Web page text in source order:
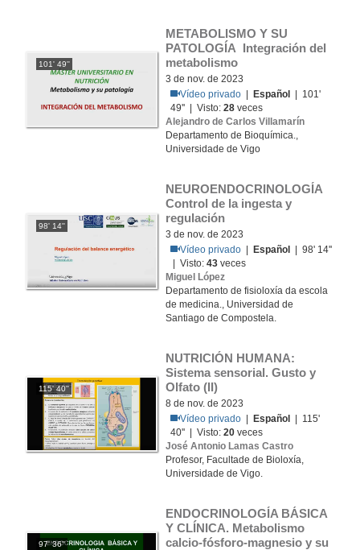
101' 49''
METABOLISMO Y SU
PATOLOGÍA Integración del
metabolismo
3 de nov. de 2023
Vídeo privado
Español
| 101'
49'' | Visto:28 veces
Alejandro de Carlos Villamarín
Departamento de Bioquímica.,
Universidade de Vigo
98' 14''
NEUROENDOCRINOLOGÍA
Control de la ingesta y
regulación
3 de nov. de 2023
Vídeo privado
Español
| 98' 14''
| Visto:43 veces
Miguel López
Departamento de fisioloxía da escola
de medicina., Universidad de
Santiago de Compostela.
115' 40''
NUTRICIÓN HUMANA:
Sistema sensorial. Gusto y
Olfato (II)
8 de nov. de 2023
Vídeo privado
Español
| 115'
40'' | Visto:20 veces
José Antonio Lamas Castro
Profesor, Facultade de Bioloxía,
Universidade de Vigo.
97' 36''
ENDOCRINOLOGÍA BÁSICA
Y CLÍNICA. Metabolismo
calcio-fósforo-magnesio y su